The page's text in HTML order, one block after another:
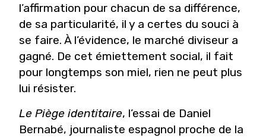
l’affirmation pour chacun de sa différence,
de sa particularité, il y a certes du souci à
se faire. À l’évidence, le marché diviseur a
gagné. De cet émiettement social, il fait
pour longtemps son miel, rien ne peut plus
lui résister.
Le Piège identitaire, l’essai de Daniel
Bernabé, journaliste espagnol proche de la